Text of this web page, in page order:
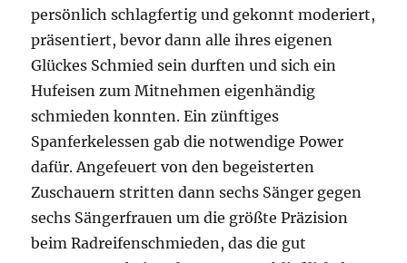
persönlich schlagfertig und gekonnt moderiert,
präsentiert, bevor dann alle ihres eigenen
Glückes Schmied sein durften und sich ein
Hufeisen zum Mitnehmen eigenhändig
schmieden konnten. Ein zünftiges
Spanferkelessen gab die notwendige Power
dafür. Angefeuert von den begeisterten
Zuschauern stritten dann sechs Sänger gegen
sechs Sängerfrauen um die größte Präzision
beim Radreifenschmieden, das die gut